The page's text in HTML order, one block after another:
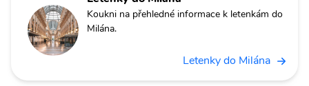
Koukni na přehledné informace k letenkám do
Milána.
Letenky do Milána